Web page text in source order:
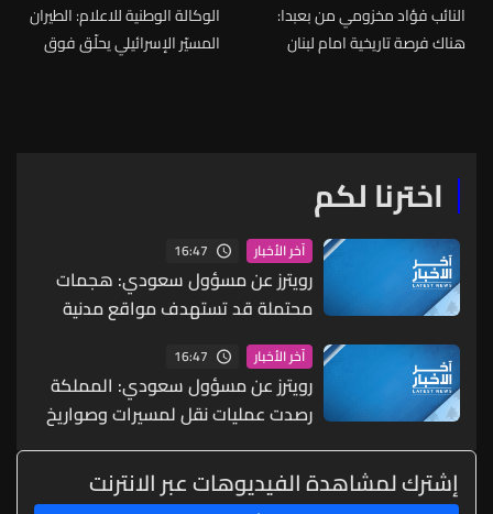
النائب فؤاد مخزومي من بعبدا:
هناك فرصة تاريخية امام لبنان
الدولة اللبنانية وحدها
الوكالة الوطنية للاعلام: الطيران
المسيّر الإسرائيلي يحلّق فوق
اخترنا لكم
آخر الأخبار 16:47
رويترز عن مسؤول سعودي: هجمات
محتملة قد تستهدف مواقع مدنية
واقتصادية بما يشمل البنية التحتية
للطاقة والموانئ والمطارات
آخر الأخبار 16:47
رويترز عن مسؤول سعودي: المملكة
رصدت عمليات نقل لمسيرات وصواريخ
ما يشير إلى احتمال شن هجمات
منسقة من الشمال والجنوب
إشترك لمشاهدة الفيديوهات عبر الانترنت